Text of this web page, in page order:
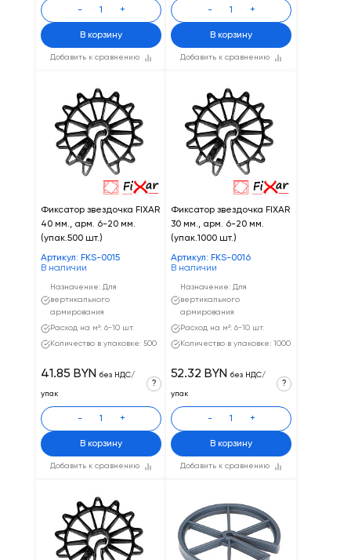
Добавить к сравнению
- +
В корзину
Добавить к сравнению
- +
В корзину
Фиксатор звездочка FIXAR
40 мм., арм. 6-20 мм.
(упак.500 шт.)
Артикул: FKS-0015
В наличии
Назначение: Для
вертикального
армирования
Расход на м²: 6-10 шт.
Количество в упаковке: 500
Добавить к сравнению
41.85 BYN без НДС/
упак
?
- +
В корзину
Фиксатор звездочка FIXAR
30 мм., арм. 6-20 мм.
(упак.1000 шт.)
Артикул: FKS-0016
В наличии
Назначение: Для
вертикального
армирования
Расход на м²: 6-10 шт.
Количество в упаковке: 1000
Добавить к сравнению
52.32 BYN без НДС/
упак
?
- +
В корзину